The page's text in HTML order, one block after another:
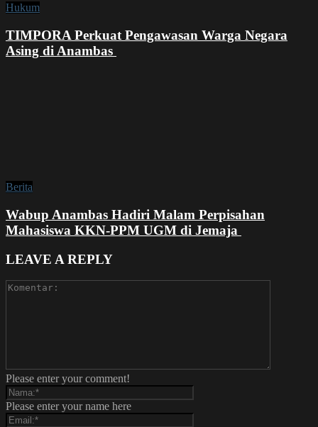
Hukum
TIMPORA Perkuat Pengawasan Warga Negara
Asing di Anambas ‎
Berita
Wabup Anambas Hadiri Malam Perpisahan
Mahasiswa KKN-PPM UGM di Jemaja ‎
LEAVE A REPLY
Please enter your comment!
Please enter your name here